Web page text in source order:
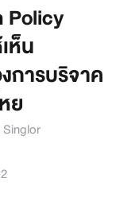
Policy
ห็น
การบริจาค
ย